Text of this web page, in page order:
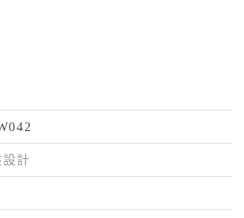
設計